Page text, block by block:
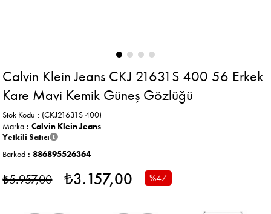
Calvin Klein Jeans CKJ 21631S 400 56 Erkek
Kare Mavi Kemik Güneş Gözlüğü
(CKJ21631S 400)
Stok Kodu
Marka : Calvin Klein Jeans
Yetkili Satıcı
Barkod : 886895526364
₺5.957,00 ₺3.157,00 %47